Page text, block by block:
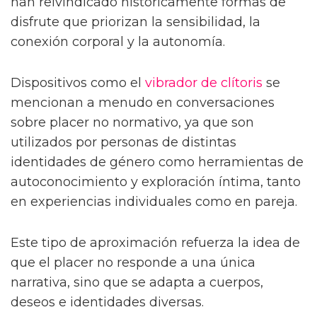
disfrute que priorizan la sensibilidad, la
conexión corporal y la autonomía.
Dispositivos como el vibrador de clítoris se
mencionan a menudo en conversaciones
sobre placer no normativo, ya que son
utilizados por personas de distintas
identidades de género como herramientas de
autoconocimiento y exploración íntima, tanto
en experiencias individuales como en pareja.
Este tipo de aproximación refuerza la idea de
que el placer no responde a una única
narrativa, sino que se adapta a cuerpos,
deseos e identidades diversas.